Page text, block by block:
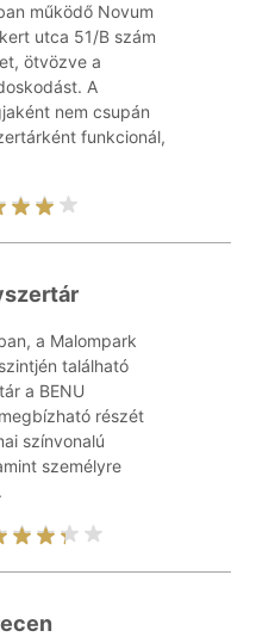
működő Novum
utca 51/B szám
ötvözve a
A
nem csupán
funkcionál,
a Malompark
található
a BENU
részét
színvonalú
személyre